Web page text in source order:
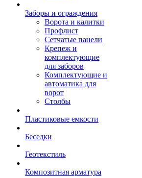
Заборы и ограждения
Ворота и калитки
Профлист
Сетчатые панели
Крепеж и
комплектующие
для заборов
Комплектующие и
автоматика для
ворот
Столбы
Пластиковые емкости
Беседки
Геотекстиль
Композитная арматура